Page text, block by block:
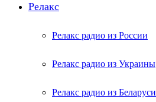
Релакс
Релакс радио из России
Релакс радио из Украины
Релакс радио из Беларуси